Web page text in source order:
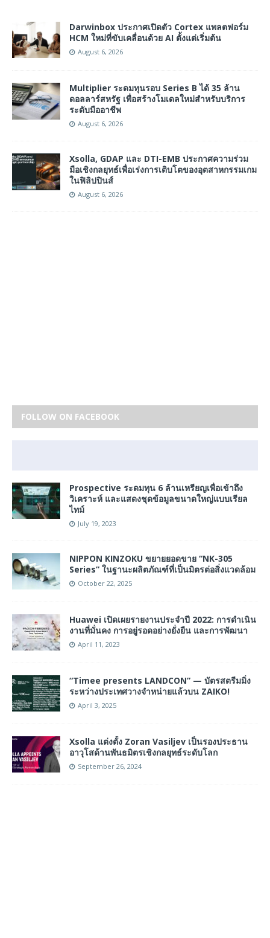
Darwinbox ประกาศเปิดตัว Cortex แพลตฟอร์ม
HCM ใหม่ที่ขับเคลื่อนด้วย AI ตั้งแต่เริ่มต้น
August 6, 2026
Multiplier ระดมทุนรอบ Series B ได้ 35 ล้าน
ดอลลาร์สหรัฐ เพื่อสร้างโมเดลใหม่สำหรับบริการ
ระดับมืออาชีพ
August 6, 2026
Xsolla, GDAP และ DTI-EMB ประกาศความร่วม
มือเชิงกลยุทธ์เพื่อเร่งการเติบโตของอุตสาหกรรมเกม
ในฟิลิปปินส์
August 6, 2026
FOLLOW ON FACEBOOK
Prospective ระดมทุน 6 ล้านเหรียญเพื่อเข้าถึง
วิเคราะห์ และแสดงชุดข้อมูลขนาดใหญ่แบบเรียล
ไทม์
July 19, 2023
NIPPON KINZOKU ขยายยอดขาย “NK-305
Series” ในฐานะผลิตภัณฑ์ที่เป็นมิตรต่อสิ่งแวดล้อม
October 22, 2025
Huawei เปิดเผยรายงานประจำปี 2022: การดำเนิน
งานที่มั่นคง การอยู่รอดอย่างยั่งยืน และการพัฒนา
April 11, 2023
“Timee presents LANDCON” — บัตรสตรีมมิ่ง
ระหว่างประเทศวางจำหน่ายแล้วบน ZAIKO!
April 3, 2025
Xsolla แต่งตั้ง Zoran Vasiljev เป็นรองประธาน
อาวุโสด้านพันธมิตรเชิงกลยุทธ์ระดับโลก
September 26, 2024